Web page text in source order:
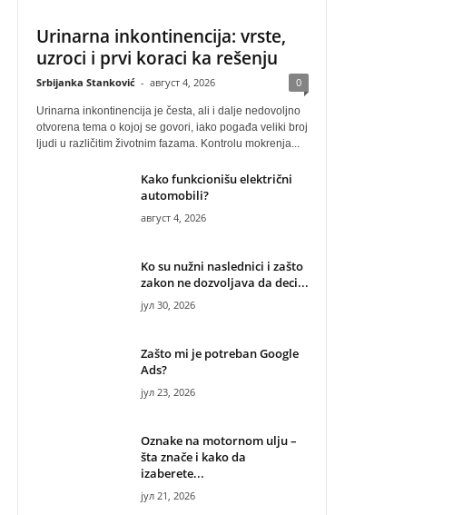
Urinarna inkontinencija: vrste,
uzroci i prvi koraci ka rešenju
Srbijanka Stanković - август 4, 2026 0
Urinarna inkontinencija je česta, ali i dalje nedovoljno
otvorena tema o kojoj se govori, iako pogađa veliki broj
ljudi u različitim životnim fazama. Kontrolu mokrenja...
Kako funkcionišu električni
automobili?
август 4, 2026
Ko su nužni naslednici i zašto
zakon ne dozvoljava da deci...
јул 30, 2026
Zašto mi je potreban Google
Ads?
јул 23, 2026
Oznake na motornom ulju –
šta znače i kako da
izaberete...
јул 21, 2026